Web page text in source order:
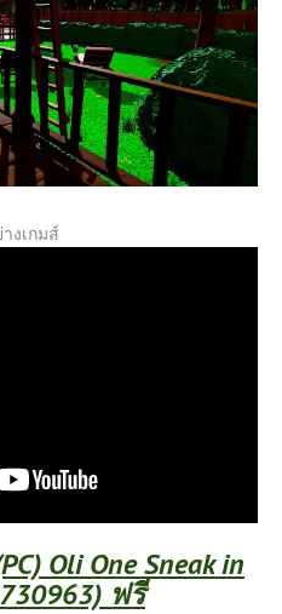
งเกมส์
Oli One Sneak in
ฟรี